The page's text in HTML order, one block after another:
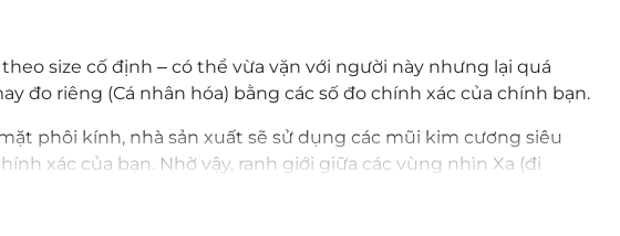
size cố định – có thể vừa vặn với người này nhưng lại quá
đo riêng (Cá nhân hóa) bằng các số đo chính xác của chính bạn.
phôi kính, nhà sản xuất sẽ sử dụng các mũi kim cương siêu
xác của bạn. Nhờ vậy, ranh giới giữa các vùng nhìn Xa (đi
nhiên, không còn cảm giác “giật mắt” khi thay đổi tầm nhìn.